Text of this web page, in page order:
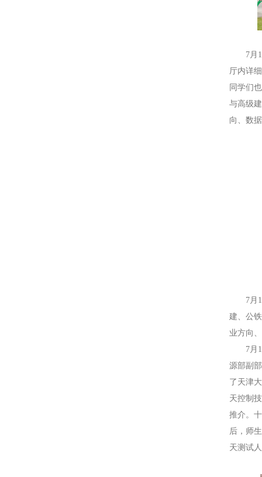
7月
厅内详
同学们
与高级
向、数
7月
建、公
业方向
7月
源部副
了天津
天控制
推介。
后，师
天测试